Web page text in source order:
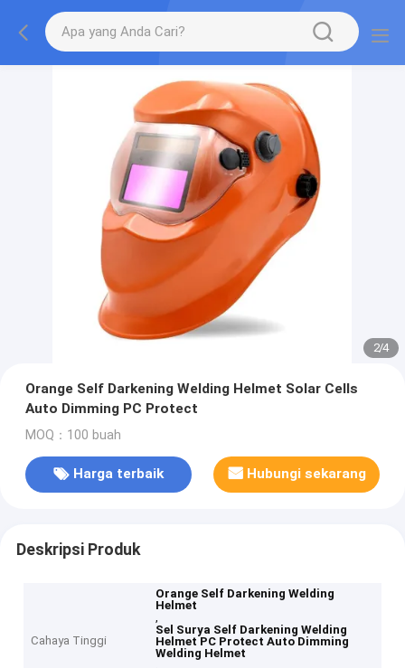
2/4
Orange Self Darkening Welding Helmet Solar Cells
Auto Dimming PC Protect
MOQ：100 buah
Harga terbaik Hubungi sekarang
Deskripsi Produk
Cahaya Tinggi
Orange Self Darkening Welding
Helmet
,
Sel Surya Self Darkening Welding
Helmet PC Protect Auto Dimming
Welding Helmet
,